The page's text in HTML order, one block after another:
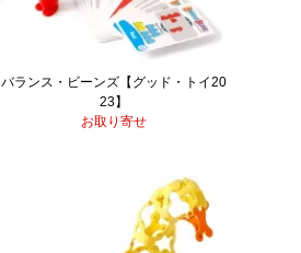
バランス・ビーンズ【グッド・トイ20
23】
お取り寄せ